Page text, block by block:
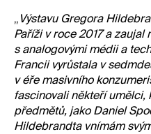
„ Výstavu Gregora
Paříži v roce 2017 a zaujal
s analogovými médii a
Francii vyrůstala v
v éře masivního
fascinovali někteří umělci,
předmětů, jako Daniel
Hildebrandta vnímám